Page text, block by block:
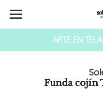
ARTE EN
Funda cojín